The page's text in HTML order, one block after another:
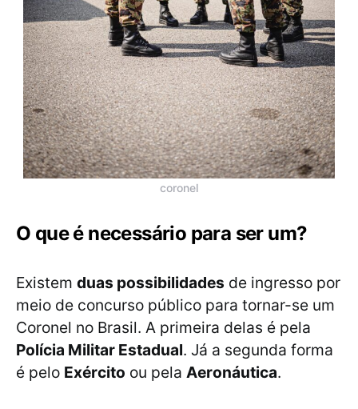
coronel
O que é necessário para ser um?
Existem duas possibilidades de ingresso por
meio de concurso público para tornar-se um
Coronel no Brasil. A primeira delas é pela
Polícia Militar Estadual. Já a segunda forma
é pelo Exército ou pela Aeronáutica.